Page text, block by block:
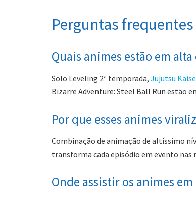
Perguntas frequentes
Quais animes estão em alta
Solo Leveling 2ª temporada, Jujutsu
Bizarre Adventure: Steel Ball Run estão
Por que esses animes
Combinação de animação de altíssimo
transforma cada episódio em evento nas
Onde assistir os animes em